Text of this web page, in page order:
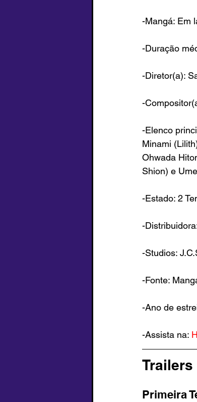
-Mangá: Em
-Duração
-Diretor(a):
-
-Elenco
Minami
Ohwada
Shion) e
-Estado: 2
-
-Studios:
-Fonte:
-Ano de
-Assista na:
Trailers
Primeira